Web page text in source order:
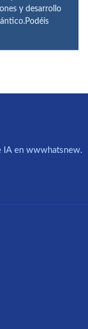
y desarrollo
IA en wwwhatsnew.